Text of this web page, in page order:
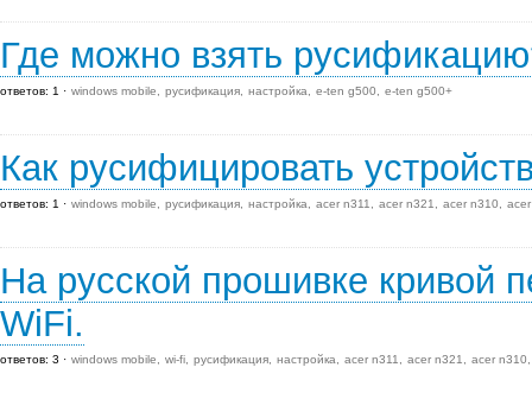
Где можно взять
ответов: 1 windows mobile русификация настройка e-ten g500 e-ten g500+
Как русифицировать
ответов: 1 windows mobile русификация настройка acer n311 acer n321 acer n310
На русской прошивке кривой
WiFi.
ответов: 3 windows mobile wi-fi русификация настройка acer n311 acer n321 acer n310